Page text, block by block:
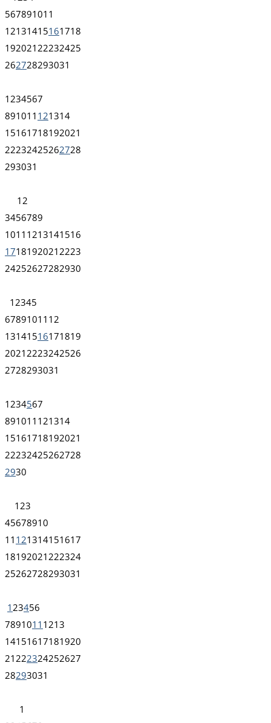
567891011
12131415161718
192021 22232425
262728293031
1 234567
891011 121314
15161718192021
22232425262728
293031
1 2
3456789
1011 1213141516
1718192021 2223
24252627282930
1 2345
67891011 12
13141516171819
2021 2223242526
2728293031
1 234567
891011 121314
15161718192021
22232425262728
2930
1 23
45678910
11 121314151617
18192021 222324
25262728293031
1 23456
7891011 1213
14151617181920
21 222324252627
28293031
1